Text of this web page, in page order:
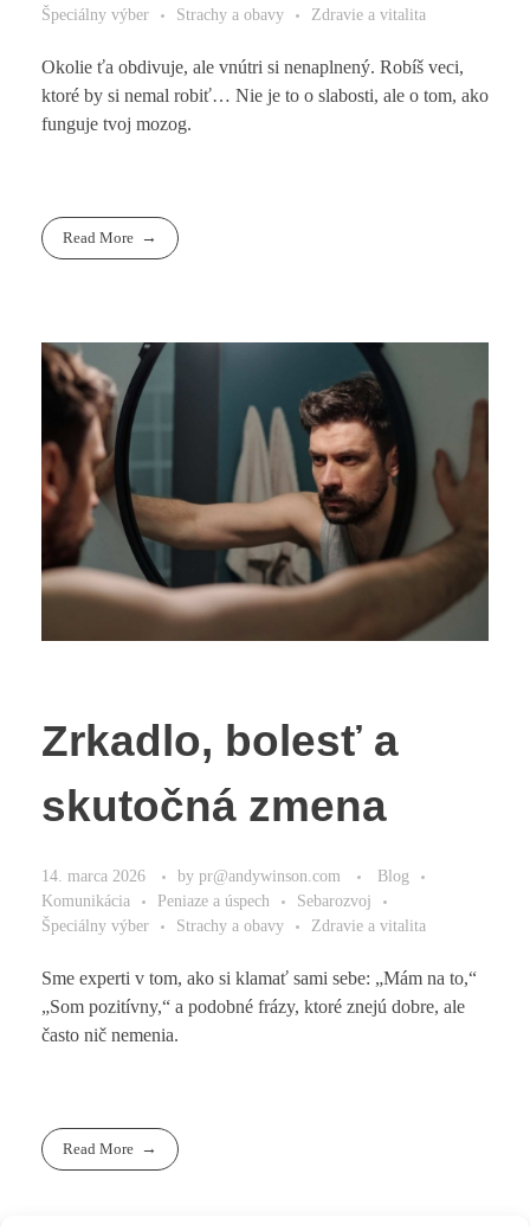
Špeciálny výber
Strachy a obavy Zdravie a vitalita
Okolie ťa obdivuje, ale vnútri si nenaplnený. Robíš veci,
ktoré by si nemal robiť… Nie je to o slabosti, ale o tom, ako
funguje tvoj mozog.
Read More
Zrkadlo, bolesť a
skutočná zmena
14. marca 2026 by pr@andywinson.com
Blog
Komunikácia
Peniaze a úspech
Sebarozvoj
Špeciálny výber
Strachy a obavy Zdravie a vitalita
Sme experti v tom, ako si klamať sami sebe: „Mám na to,“
„Som pozitívny,“ a podobné frázy, ktoré znejú dobre, ale
často nič nemenia.
Read More